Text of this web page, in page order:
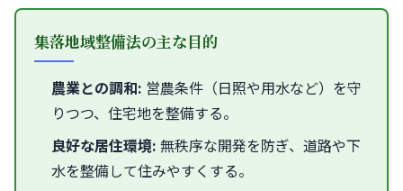
集落地域整備法の主な目的
農業との調和: 営農条件（日照や用水など）を守
りつつ、住宅地を整備する。
良好な居住環境: 無秩序な開発を防ぎ、道路や下
水を整備して住みやすくする。